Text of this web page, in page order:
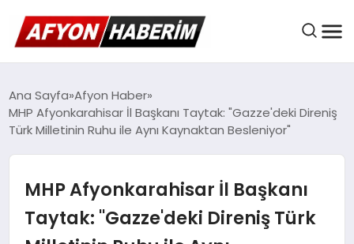
AFYON HABER
GÜNDEM
BELEDIYELER
Ana Sayfa Afyon Haber
MHP Afyonkarahisar İl Başkanı Taytak: "Gazze'deki Direniş
Türk Milletinin Ruhu ile Aynı Kaynaktan Besleniyor"
MHP Afyonkarahisar İl Başkanı
Taytak: "Gazze'deki Direniş Türk